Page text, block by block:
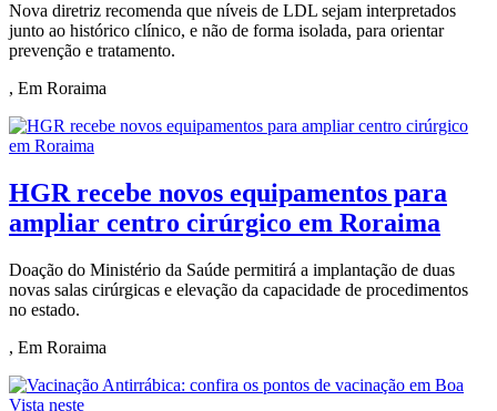
Nova diretriz recomenda que níveis de LDL sejam interpretados
junto ao histórico clínico, e não de forma isolada, para orientar
prevenção e tratamento.
, Em Roraima
HGR recebe novos equipamentos para
ampliar centro cirúrgico em Roraima
Doação do Ministério da Saúde permitirá a implantação de duas
novas salas cirúrgicas e elevação da capacidade de procedimentos
no estado.
, Em Roraima